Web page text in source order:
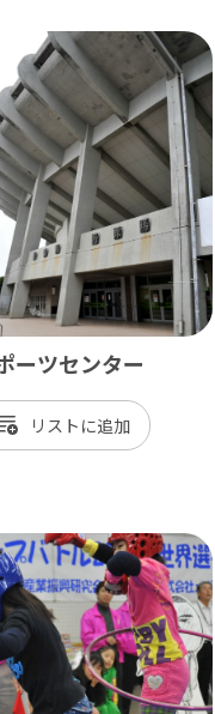
ア
市
ーツセンター
リスト